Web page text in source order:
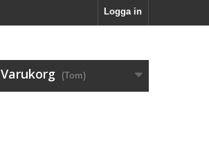
Logga in
Varukorg (Tom)